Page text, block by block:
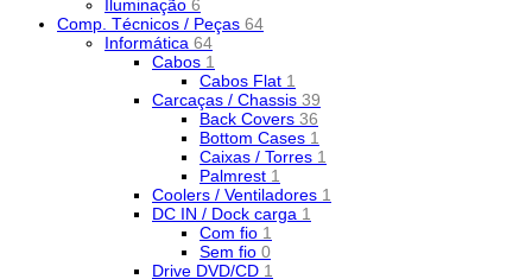
Iluminação 6
Comp. Técnicos / Peças 64
Informática 64
Cabos 1
Cabos Flat 1
Carcaças / Chassis 39
Back Covers 36
Bottom Cases 1
Caixas / Torres 1
Palmrest 1
Coolers / Ventiladores 1
DC IN / Dock carga 1
Com fio 1
Sem fio 0
Drive DVD/CD 1